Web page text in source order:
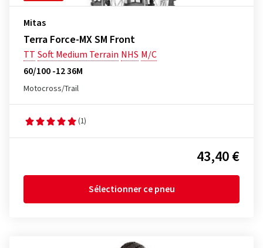
Mitas
Terra Force-MX SM Front
TT Soft Medium Terrain NHS M/C
60/100 -12 36M
Motocross/Trail
(1)
43,40 €
Sélectionner ce pneu